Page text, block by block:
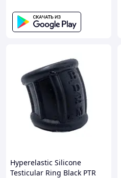
Hyperelastic Silicone
Testicular Ring Black PTR